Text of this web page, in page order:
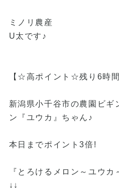
ミノリ農産
U太です♪
【☆高ポイント☆残り6時間
新潟県小千谷市の農園ビギ
ン『ユウカ』ちゃん♪
本日までポイント3倍!
『とろけるメロン～ユウカ
↓↓